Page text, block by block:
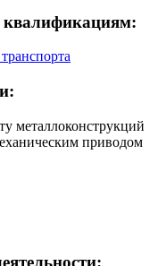
квалификациям:
металлоконструкций
приводом